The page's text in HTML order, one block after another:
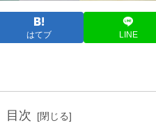
はてブ LINE
目次